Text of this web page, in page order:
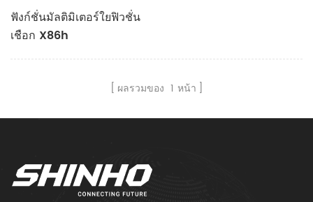
ฟังก์ชั่นมัลติมิเตอร์ใยฟิวชั่น
เชือก X86h
ผลรวมของ 1 หน้า